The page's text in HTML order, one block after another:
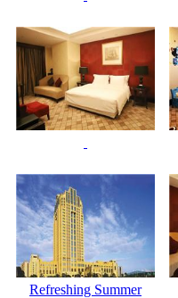
Refreshing Summer